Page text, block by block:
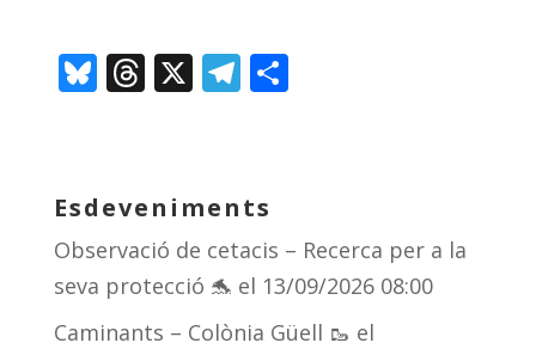
Bl
sk
y
T
d
s
X T
gr
a
m
C
te
ix
Esdeveniments
Observació de cetacis – Recerca per a la
seva protecció 🐬 el 13/09/2026 08:00
Caminants – Colònia Güell 🥾 el